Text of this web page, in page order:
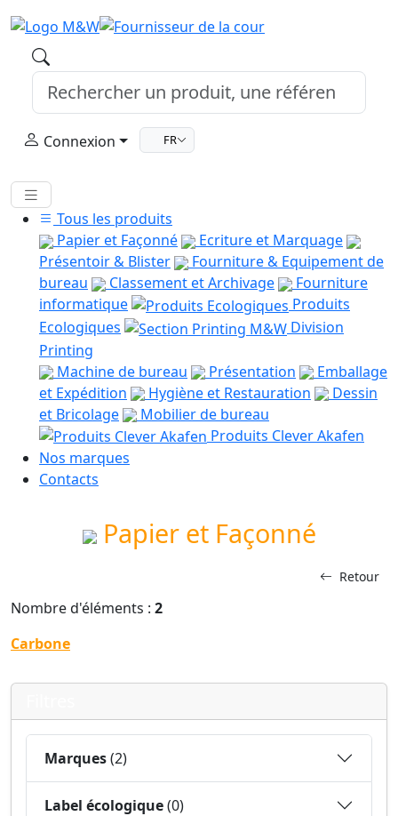
Connexion FR
Tous les produits
Papier et Façonné
Ecriture et Marquage
Présentoir & Blister
Fourniture & Equipement de
bureau
Classement et Archivage
Fourniture
informatique
Produits
Ecologiques
Division
Printing
Machine de bureau
Présentation
Emballage
et Expédition
Hygiène et Restauration
Dessin
et Bricolage
Mobilier de bureau
Produits Clever Akafen
Nos marques
Contacts
Papier et Façonné
Retour
Nombre d'éléments : 2
Carbone
Marques(2)
Label écologique(0)